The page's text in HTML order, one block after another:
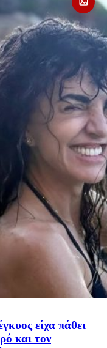
είχα πάθει
και τον